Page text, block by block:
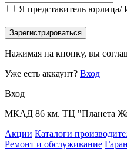
Я представитель юрлица/
Зарегистрироваться
Нажимая на кнопку, вы
Уже есть аккаунт? Вход
Вход
МКАД 86 км. ТЦ "Планета
Акции Каталоги
Ремонт и обслуживание